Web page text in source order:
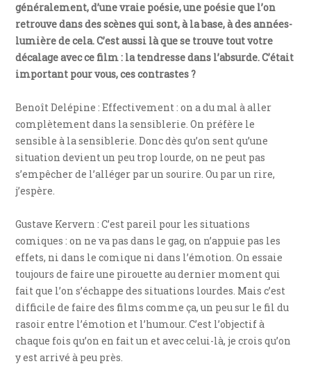
généralement, d’une vraie poésie, une poésie que l’on
retrouve dans des scènes qui sont, à la base, à des années-
lumière de cela. C’est aussi là que se trouve tout votre
décalage avec ce film : la tendresse dans l’absurde. C’était
important pour vous, ces contrastes ?
Benoît Delépine : Effectivement : on a du mal à aller
complètement dans la sensiblerie. On préfère le
sensible à la sensiblerie. Donc dès qu’on sent qu’une
situation devient un peu trop lourde, on ne peut pas
s’empêcher de l’alléger par un sourire. Ou par un rire,
j’espère.
Gustave Kervern : C’est pareil pour les situations
comiques : on ne va pas dans le gag, on n’appuie pas les
effets, ni dans le comique ni dans l’émotion. On essaie
toujours de faire une pirouette au dernier moment qui
fait que l’on s’échappe des situations lourdes. Mais c’est
difficile de faire des films comme ça, un peu sur le fil du
rasoir entre l’émotion et l’humour. C’est l’objectif à
chaque fois qu’on en fait un et avec celui-là, je crois qu’on
y est arrivé à peu près.